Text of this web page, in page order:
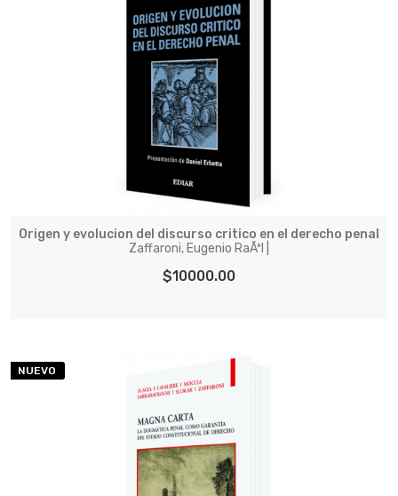
Origen y evolucion del discurso critico en el derecho penal
Zaffaroni, Eugenio RaÃºl |
$10000.00
NUEVO